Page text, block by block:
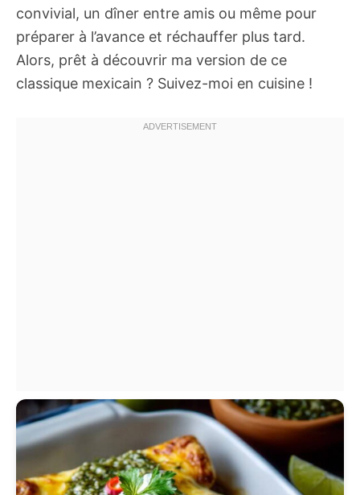
convivial, un dîner entre amis ou même pour
préparer à l’avance et réchauffer plus tard.
Alors, prêt à découvrir ma version de ce
classique mexicain ? Suivez-moi en cuisine !